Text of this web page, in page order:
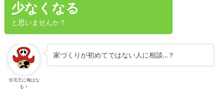
少なくなる
と思いませんか？
住宅王に俺はな
る！
家づくりが初めてではない人に相談…？